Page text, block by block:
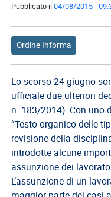
Disciplina
Contatti
Commissioni
Referenti
ISCRITTI
I
Consulenti
del
Lavoro
Ricerca
Iscritti
Pubblicato il04/08/2015 -
Ordine Informa
Lo scorso 24 giugno
ufficiale due ulteriori
n. 183/2014). Con uno
“Testo organico delle
revisione della
introdotte alcune
assunzione dei
L’assunzione di un